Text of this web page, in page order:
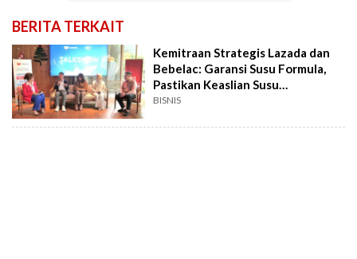
BERITA TERKAIT
Kemitraan Strategis Lazada dan
Bebelac: Garansi Susu Formula,
Pastikan Keaslian Susu
Pertumbuhan
BISNIS